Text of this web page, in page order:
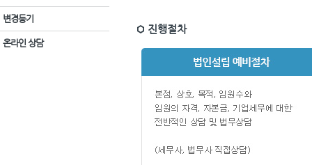
변경등기
온라인 상담
진행절차